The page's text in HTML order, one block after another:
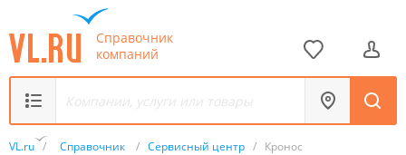
Справочник
компаний
VL.ru / Справочник / Сервисный центр / Кронос